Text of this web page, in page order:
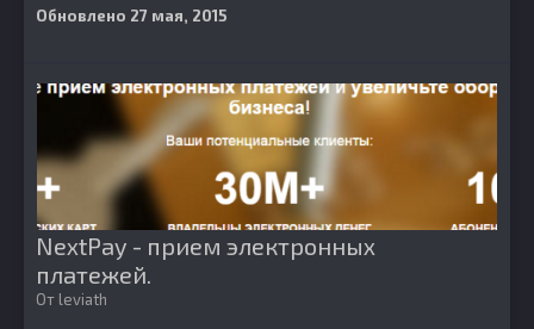
Обновлено 27 мая, 2015
NextPay - прием электронных
платежей.
От leviath